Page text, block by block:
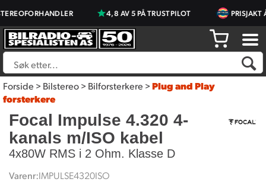
4,8 AV 5 PÅ TRUSTPILOT PRISJAKT
Forside>Bilstereo>Bilforsterkere>Plug and Play
forsterkere
Focal Impulse 4.320 4-
kanals m/ISO kabel
4x80W RMS i 2 Ohm. Klasse D
Varenr:IMPULSE4320ISO